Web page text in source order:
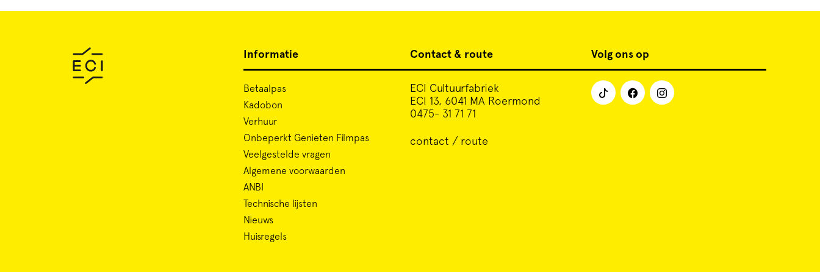
Informatie
Betaalpas
Kadobon
Verhuur
Onbeperkt Genieten Filmpas
Veelgestelde vragen
Algemene voorwaarden
ANBI
Technische lijsten
Nieuws
Huisregels
Contact & route
ECI Cultuurfabriek
ECI 13, 6041 MA Roermond
0475- 31 71 71
contact / route
Volg ons op